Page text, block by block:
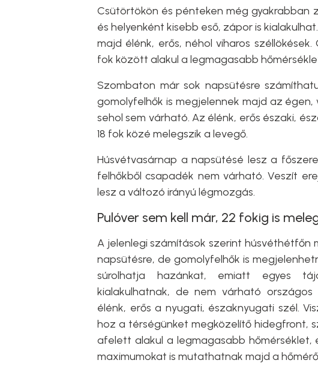
Csütörtökön és pénteken még gyakrabban
és helyenként kisebb eső, zápor is
majd élénk, erős, néhol viharos széllökések.
fok között alakul a legmagasabb
Szombaton már sok napsütésre
gomolyfelhők is megjelennek majd az
sehol sem várható. Az élénk, erős északi,
18 fok közé melegszik a levegő.
Húsvétvasárnap a napsütésé lesz a
felhőkből csapadék nem várható. Veszít
lesz a változó irányú légmozgás.
Pulóver sem kell már, 22 fokig is
A jelenlegi számítások szerint húsvéthétfőn
napsütésre, de gomolyfelhők is
súrolhatja hazánkat, emiatt egyes
kialakulhatnak, de nem várható
élénk, erős a nyugati, északnyugati szél.
hoz a térségünket megközelítő hidegfront,
afelett alakul a legmagasabb hőmérséklet,
maximumokat is mutathatnak majd a